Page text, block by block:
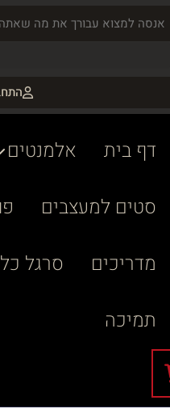
דף בית אלמנטים
סטים למעצבים
מדריכים
סרגל
תמיכה